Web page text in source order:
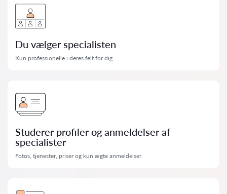
Du vælger specialisten
Kun professionelle i deres felt for dig.
Studerer profiler og anmeldelser af
specialister
Fotos, tjenester, priser og kun ægte anmeldelser.